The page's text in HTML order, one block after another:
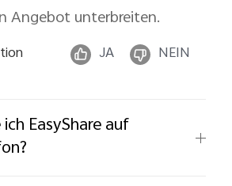
Angebot unterbreiten.
JA NEIN
EasyShare auf